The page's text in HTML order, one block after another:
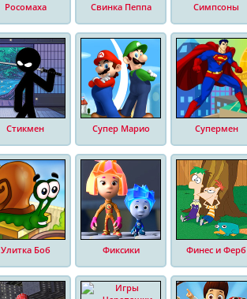
Росомаха Свинка Пеппа Симпсоны
Стикмен Супер Марио Супермен
Улитка Боб Фиксики Финес и Ферб